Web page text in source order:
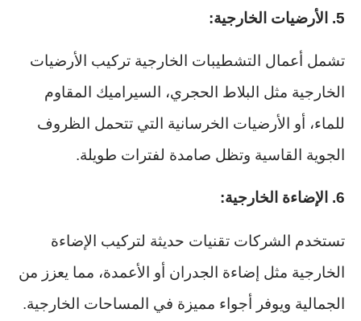
5. الأرضيات الخارجية:
تشمل أعمال التشطيبات الخارجية تركيب الأرضيات
الخارجية مثل البلاط الحجري، السيراميك المقاوم
للماء، أو الأرضيات الخرسانية التي تتحمل الظروف
الجوية القاسية وتظل صامدة لفترات طويلة.
6. الإضاءة الخارجية:
تستخدم الشركات تقنيات حديثة لتركيب الإضاءة
الخارجية مثل إضاءة الجدران أو الأعمدة، مما يعزز من
الجمالية ويوفر أجواء مميزة في المساحات الخارجية.